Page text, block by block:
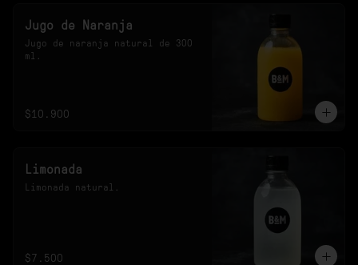
Jugo de Naranja
Jugo de naranja natural de 300
ml.
$10.900
Limonada
Limonada natural.
$7.500